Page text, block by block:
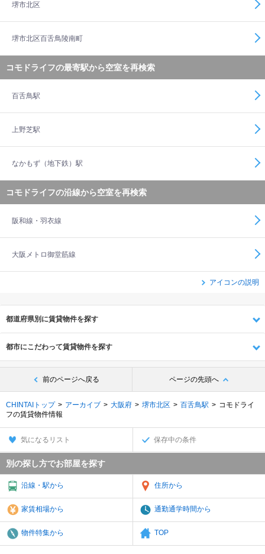
堺市北区
堺市北区百舌鳥陵南町
コモドライフの最寄駅から空室を再検索
百舌鳥駅
上野芝駅
なかもず（地下鉄）駅
コモドライフの沿線から空室を再検索
阪和線・羽衣線
大阪メトロ御堂筋線
アイコンの説明
都道府県別に賃貸物件を探す
都市にこだわって賃貸物件を探す
前のページへ戻る ページの先頭へ
CHINTAIトップ アーカイブ 大阪府 堺市北区 百舌鳥駅
コモドライ
フの賃貸物件情報
気になるリスト 保存中の条件
別の探し方でお部屋を探す
沿線・駅から 住所から
家賃相場から 通勤通学時間から
物件特集から TOP